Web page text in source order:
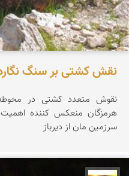
نقش کشتی بر سنگ
نقوش متعدد کشتی در
هرمزگان منعکس کننده اهمیت
سرزمین مان از دیرباز